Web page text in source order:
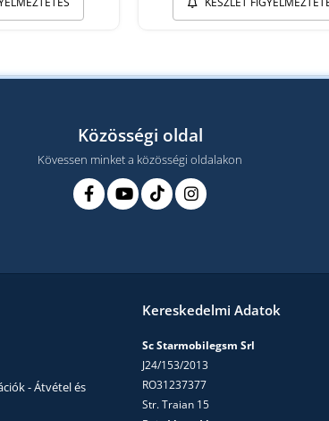
Közösségi oldal
Kövessen minket a közösségi oldalakon
- Átvétel és
Kereskedelmi Adatok
Sc Starmobilegsm Srl
J24/153/2013
RO31237377
Str. Traian 15